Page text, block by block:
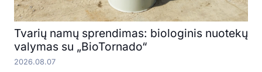
Tvarių namų sprendimas: biologinis nuotekų
valymas su „BioTornado“
2026.08.07